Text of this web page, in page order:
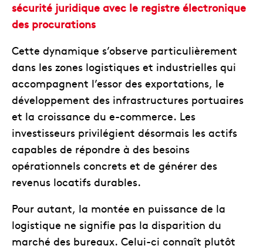
sécurité juridique avec le registre électronique
des procurations
Cette dynamique s’observe particulièrement
dans les zones logistiques et industrielles qui
accompagnent l’essor des exportations, le
développement des infrastructures portuaires
et la croissance du e-commerce. Les
investisseurs privilégient désormais les actifs
capables de répondre à des besoins
opérationnels concrets et de générer des
revenus locatifs durables.
Pour autant, la montée en puissance de la
logistique ne signifie pas la disparition du
marché des bureaux. Celui-ci connaît plutôt